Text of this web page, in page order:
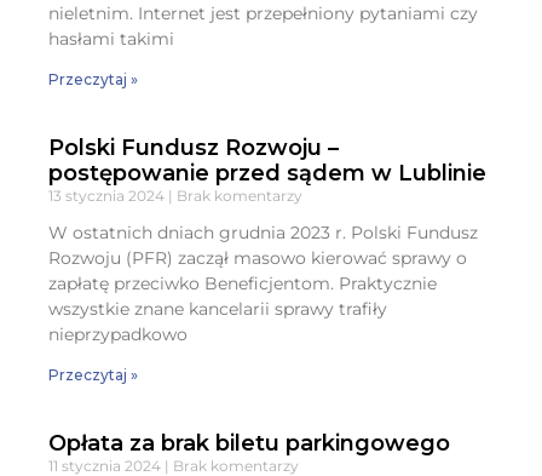
nieletnim. Internet jest przepełniony pytaniami czy
hasłami takimi
Przeczytaj »
Polski Fundusz Rozwoju –
postępowanie przed sądem w Lublinie
13 stycznia 2024 Brak komentarzy
W ostatnich dniach grudnia 2023 r. Polski Fundusz
Rozwoju (PFR) zaczął masowo kierować sprawy o
zapłatę przeciwko Beneficjentom. Praktycznie
wszystkie znane kancelarii sprawy trafiły
nieprzypadkowo
Przeczytaj »
Opłata za brak biletu parkingowego
11 stycznia 2024 Brak komentarzy